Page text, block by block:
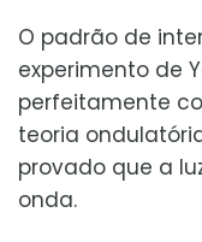
O padrão de
experimento de
perfeitamente
teoria
provado que a
onda.